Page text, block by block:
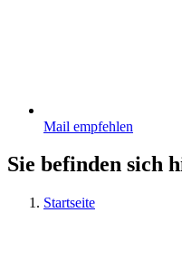
Mail empfehlen
Sie befinden sich
Startseite